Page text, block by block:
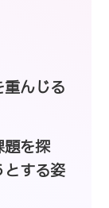
んじる
を探
とする姿